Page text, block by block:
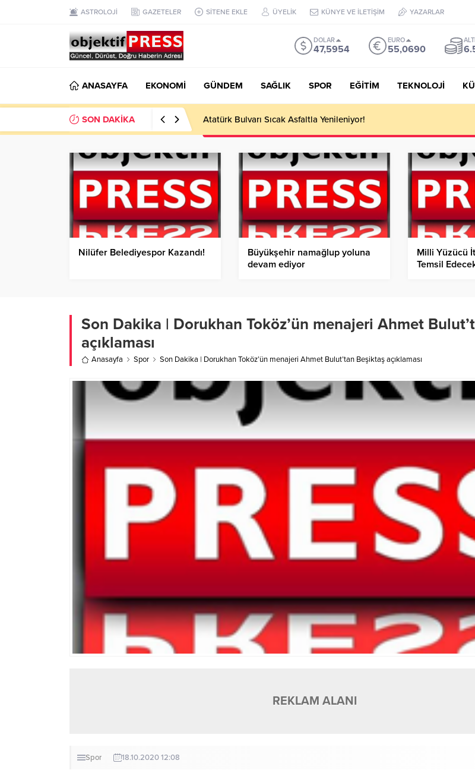
ASTROLOJİ GAZETELER SİTENE EKLE ÜYELİK KÜNYE VE İLETİŞİM YAZARLAR
DOLAR
47,5954
EURO
55,0690
ANASAYFA EKONOMİ GÜNDEM SAĞLIK SPOR EĞİTİM TEKNOLOJİ
SON DAKİKA Temmuzda IPARD III Kapsamında 634,3 Milyon Lira Hibe Ödemesi
Nilüfer Belediyespor Kazandı!
Büyükşehir namağlup yoluna
devam ediyor
Milli Yüzücü
Temsil
Son Dakika | Dorukhan Toköz’ün menajeri Ahmet
açıklaması
Anasayfa Spor Son Dakika | Dorukhan Toköz’ün menajeri Ahmet Bulut’tan Beşiktaş açıklaması
REKLAM ALANI
Spor 18.10.2020 12:08